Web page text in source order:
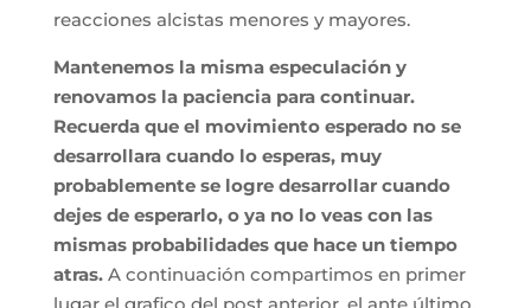
reacciones alcistas menores y mayores.
Mantenemos la misma especulación y
renovamos la paciencia para continuar.
Recuerda que el movimiento esperado no se
desarrollara cuando lo esperas, muy
probablemente se logre desarrollar cuando
dejes de esperarlo, o ya no lo veas con las
mismas probabilidades que hace un tiempo
atras.A continuación compartimos en primer